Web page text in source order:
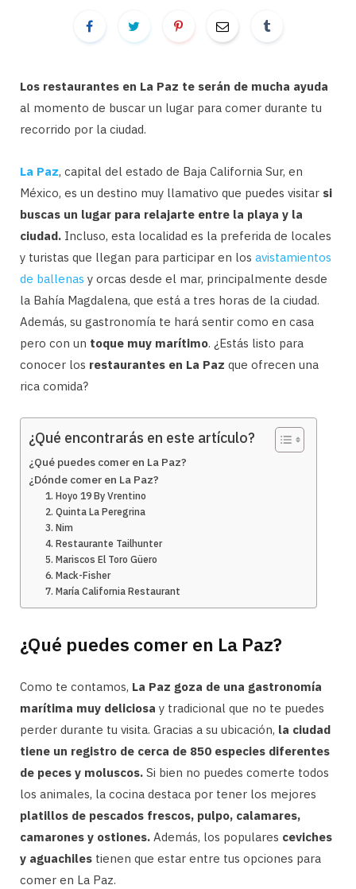
Los restaurantes en La Paz te serán de mucha ayuda
al momento de buscar un lugar para comer durante tu
recorrido por la ciudad.
La Paz, capital del estado de Baja California Sur, en
México, es un destino muy llamativo que puedes visitar si
buscas un lugar para relajarte entre la playa y la
ciudad. Incluso, esta localidad es la preferida de locales
y turistas que llegan para participar en los avistamientos
de ballenas y orcas desde el mar, principalmente desde
la Bahía Magdalena, que está a tres horas de la ciudad.
Además, su gastronomía te hará sentir como en casa
pero con un toque muy marítimo. ¿Estás listo para
conocer los restaurantes en La Paz que ofrecen una
rica comida?
¿Qué encontrarás en este artículo?
¿Qué puedes comer en La Paz?
¿Dónde comer en La Paz?
1. Hoyo 19 By Vrentino
2. Quinta La Peregrina
3. Nim
4. Restaurante Tailhunter
5. Mariscos El Toro Güero
6. Mack-Fisher
7. María California Restaurant
¿Qué puedes comer en La Paz?
Como te contamos, La Paz goza de una gastronomía
marítima muy deliciosa y tradicional que no te puedes
perder durante tu visita. Gracias a su ubicación, la ciudad
tiene un registro de cerca de 850 especies diferentes
de peces y moluscos. Si bien no puedes comerte todos
los animales, la cocina destaca por tener los mejores
platillos de pescados frescos, pulpo, calamares,
camarones y ostiones. Además, los populares ceviches
y aguachiles tienen que estar entre tus opciones para
comer en La Paz.